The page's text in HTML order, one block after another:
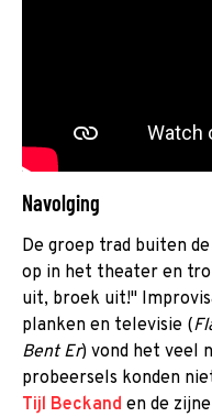
Navolging
De groep trad buiten
op in het theater en
uit, broek uit!"
planken en televisie (
Bent Er) vond het veel
probeersels konden
Tijl Beckand en de